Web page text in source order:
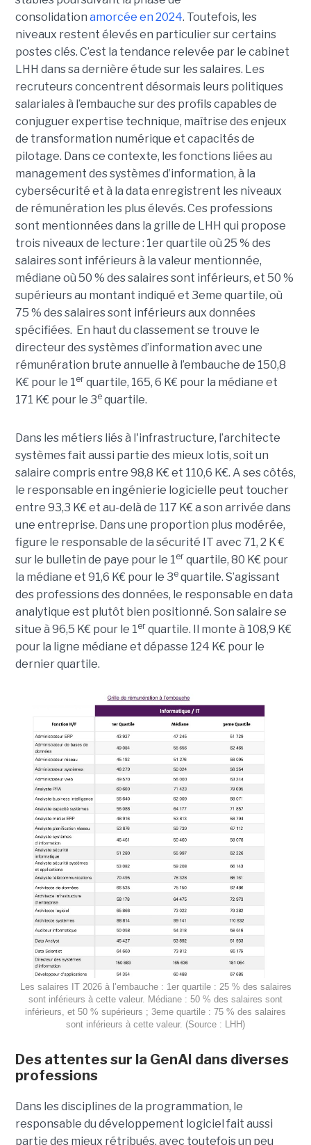
consolidation amorcée en 2024. Toutefois, les
niveaux restent élevés en particulier sur certains
postes clés. C’est la tendance relevée par le cabinet
LHH dans sa dernière étude sur les salaires. Les
recruteurs concentrent désormais leurs politiques
salariales à l’embauche sur des profils capables de
conjuguer expertise technique, maîtrise des enjeux
de transformation numérique et capacités de
pilotage. Dans ce contexte, les fonctions liées au
management des systèmes d’information, à la
cybersécurité et à la data enregistrent les niveaux
de rémunération les plus élevés. Ces professions
sont mentionnées dans la grille de LHH qui propose
trois niveaux de lecture : 1er quartile où 25 % des
salaires sont inférieurs à la valeur mentionnée,
médiane où 50 % des salaires sont inférieurs, et 50 %
supérieurs au montant indiqué et 3eme quartile, où
75 % des salaires sont inférieurs aux données
spécifiées. En haut du classement se trouve le
directeur des systèmes d’information avec une
rémunération brute annuelle à l’embauche de 150,8
K€ pour le 1er quartile, 165, 6 K€ pour la médiane et
171 K€ pour le 3equartile.
Dans les métiers liés à l'infrastructure, l’architecte
systèmes fait aussi partie des mieux lotis, soit un
salaire compris entre 98,8 K€ et 110,6 K€. A ses côtés,
le responsable en ingénierie logicielle peut toucher
entre 93,3 K€ et au-delà de 117 K€ a son arrivée dans
une entreprise. Dans une proportion plus modérée,
figure le responsable de la sécurité IT avec 71, 2 K €
sur le bulletin de paye pour le 1er quartile, 80 K€ pour
la médiane et 91,6 K€ pour le 3equartile. S’agissant
des professions des données, le responsable en data
analytique est plutôt bien positionné. Son salaire se
situe à 96,5 K€ pour le 1er quartile. Il monte à 108,9 K€
pour la ligne médiane et dépasse 124 K€ pour le
dernier quartile.
Les salaires IT 2026 à l’embauche : 1er quartile : 25 % des salaires
sont inférieurs à cette valeur. Médiane : 50 % des salaires sont
inférieurs, et 50 % supérieurs ; 3eme quartile : 75 % des salaires
sont inférieurs à cette valeur. (Source : LHH)
Des attentes sur la GenAI dans diverses
professions
Dans les disciplines de la programmation, le
responsable du développement logiciel fait aussi
partie des mieux rétribués, avec toutefois un peu